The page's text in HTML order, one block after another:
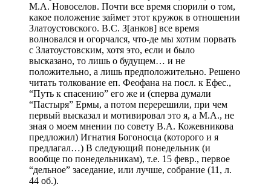
М.А. Новоселов. Почти все время спорили о том,
какое положение займет этот кружок в отношении
Златоустовского. В.С. З[анков] все время
волновался и огорчался, что-де мы хотим порвать
с Златоустовским, хотя это, если и было
высказано, то лишь о будущем… и не
положительно, а лишь предположительно. Решено
читать толкование еп. Феофана на посл. к Ефес.,
“Путь к спасению” его же и (сперва думали
“Пастыря” Ермы, а потом перерешили, при чем
первый высказал и мотивировал это я, а М.А., не
зная о моем мнении по совету В.А. Кожевникова
предложил) Игнатия Богоносца (которого и я
предлагал…) В следующий понедельник (и
вообще по понедельникам), т.е. 15 февр., первое
“дельное” заседание, или лучше, собрание (11, л.
44 об.).